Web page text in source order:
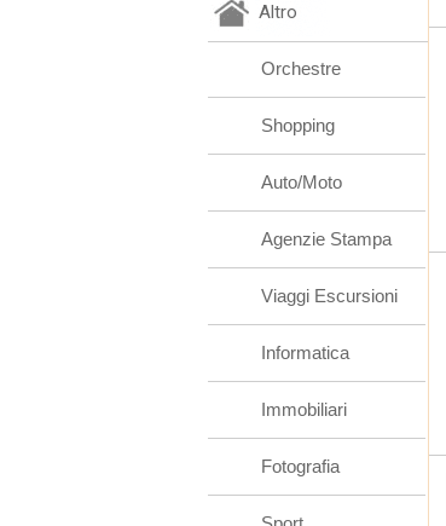
Altro
Orchestre
Shopping
Auto/Moto
Agenzie Stampa
Viaggi Escursioni
Informatica
Immobiliari
Fotografia